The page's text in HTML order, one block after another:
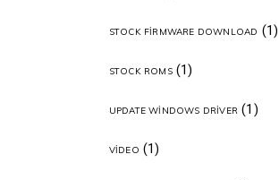
STOCK FIRMWARE DOWNLOAD (1)
STOCK ROMS(1)
UPDATE WINDOWS DRIVER (1)
VIDEO (1)